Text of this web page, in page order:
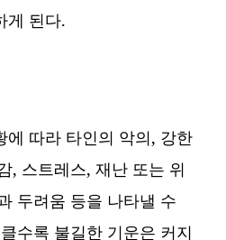
게 된다.
에 따라 타인의 악의, 강한
, 스트레스, 재난 또는 위
두려움 등을 나타낼 수
수록 불길한 기운은 커지